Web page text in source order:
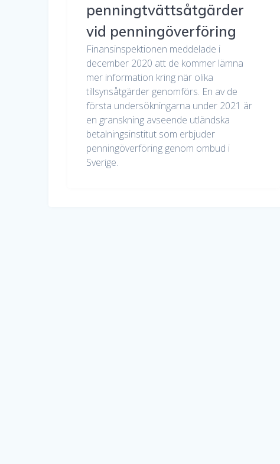
penningtvättsåtgärder
vid penningöverföring
Finansinspektionen meddelade i
december 2020 att de kommer lämna
mer information kring när olika
tillsynsåtgärder genomförs. En av de
första undersökningarna under 2021 är
en granskning avseende utländska
betalningsinstitut som erbjuder
penningöverföring genom ombud i
Sverige.